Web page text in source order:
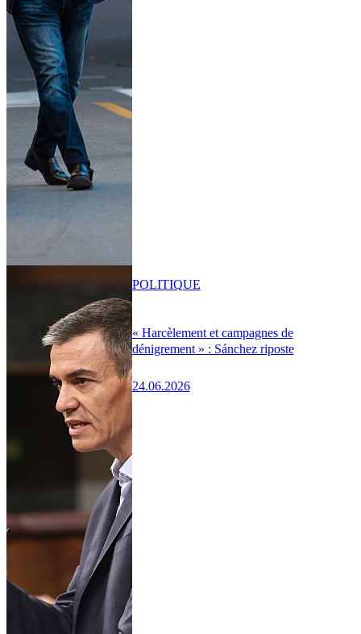
« Harcèlement et campagnes de
dénigrement » : Sánchez riposte
24.06.2026
POLITIQUE